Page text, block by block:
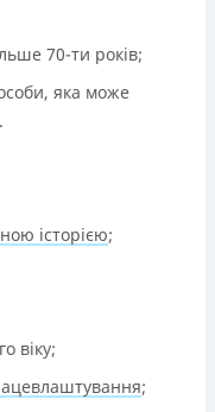
70-ти років;
яка може
історією;
віку;
;